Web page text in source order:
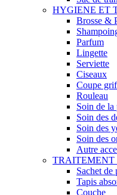
HYGIENE ET
Brosse &
Parfum
Lingette
Serviette
Ciseaux
Coupe
Rouleau
Soin de la
Soin des
Soin des
Soin des
Autre
TRAITEMENT
Sachet de
Tapis
Couche